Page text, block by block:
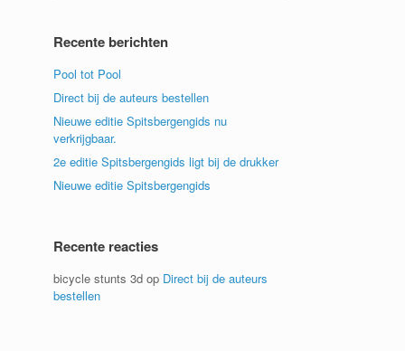
Recente berichten
Pool tot Pool
Direct bij de auteurs bestellen
Nieuwe editie Spitsbergengids nu
verkrijgbaar.
2e editie Spitsbergengids ligt bij de drukker
Nieuwe editie Spitsbergengids
Recente reacties
bicycle stunts 3d op Direct bij de auteurs
bestellen